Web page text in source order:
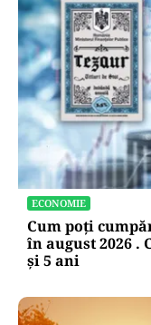
ECONOMIE
Cum poți
în august 2026 .
și 5 ani